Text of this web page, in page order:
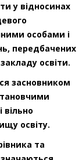
у відносинах
особами і
передбачених
освіти.
засновником
освіту.
та